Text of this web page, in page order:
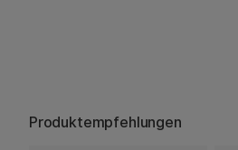
Produktempfehlungen